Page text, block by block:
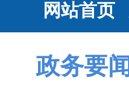
网站首页
政务要闻